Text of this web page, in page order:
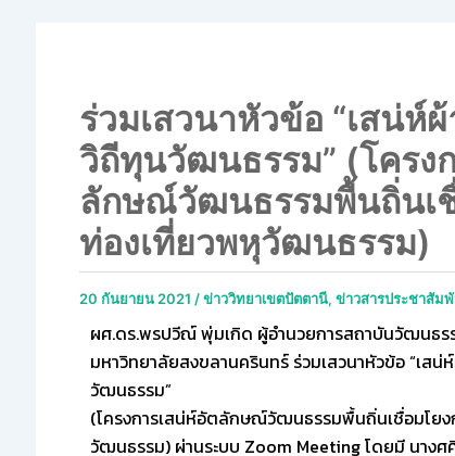
ร่วมเสวนาหัวข้อ “เสน่ห์
วิถีทุนวัฒนธรรม” (โครง
ลักษณ์วัฒนธรรมพื้นถิ่นเ
ท่องเที่ยวพหุวัฒนธรรม)
20 กันยายน 2021 /ข่าววิทยาเขตปัตตานี, ข่าวสารประชาสัม
ผศ.ดร.พรปวีณ์ พุ่มเกิด ผู้อำนวยการสถาบันวัฒนธ
มหาวิทยาลัยสงขลานครินทร์ ร่วมเสวนาหัวข้อ “เส
วัฒนธรรม”
(โครงการเสน่ห์อัตลักษณ์วัฒนธรรมพื้นถิ่นเชื่อมโยง
วัฒนธรรม) ผ่านระบบ Zoom Meeting โดยมี นาง